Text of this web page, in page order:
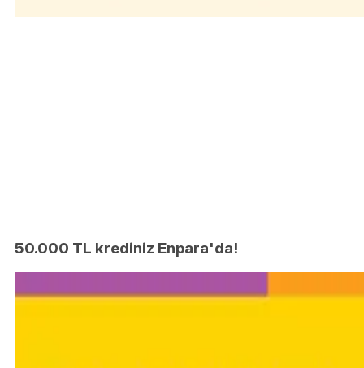
50.000 TL krediniz Enpara'da!